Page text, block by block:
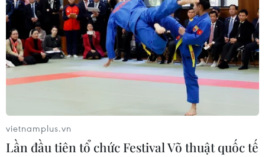
vietnamplus.vn
Lần đầu tiên tổ chức Festival Võ thuật quốc tế